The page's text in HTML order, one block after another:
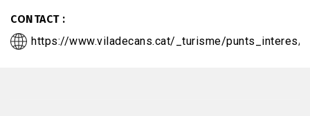
CONTACT
https://www.viladecans.cat/_turisme/punts_interes/